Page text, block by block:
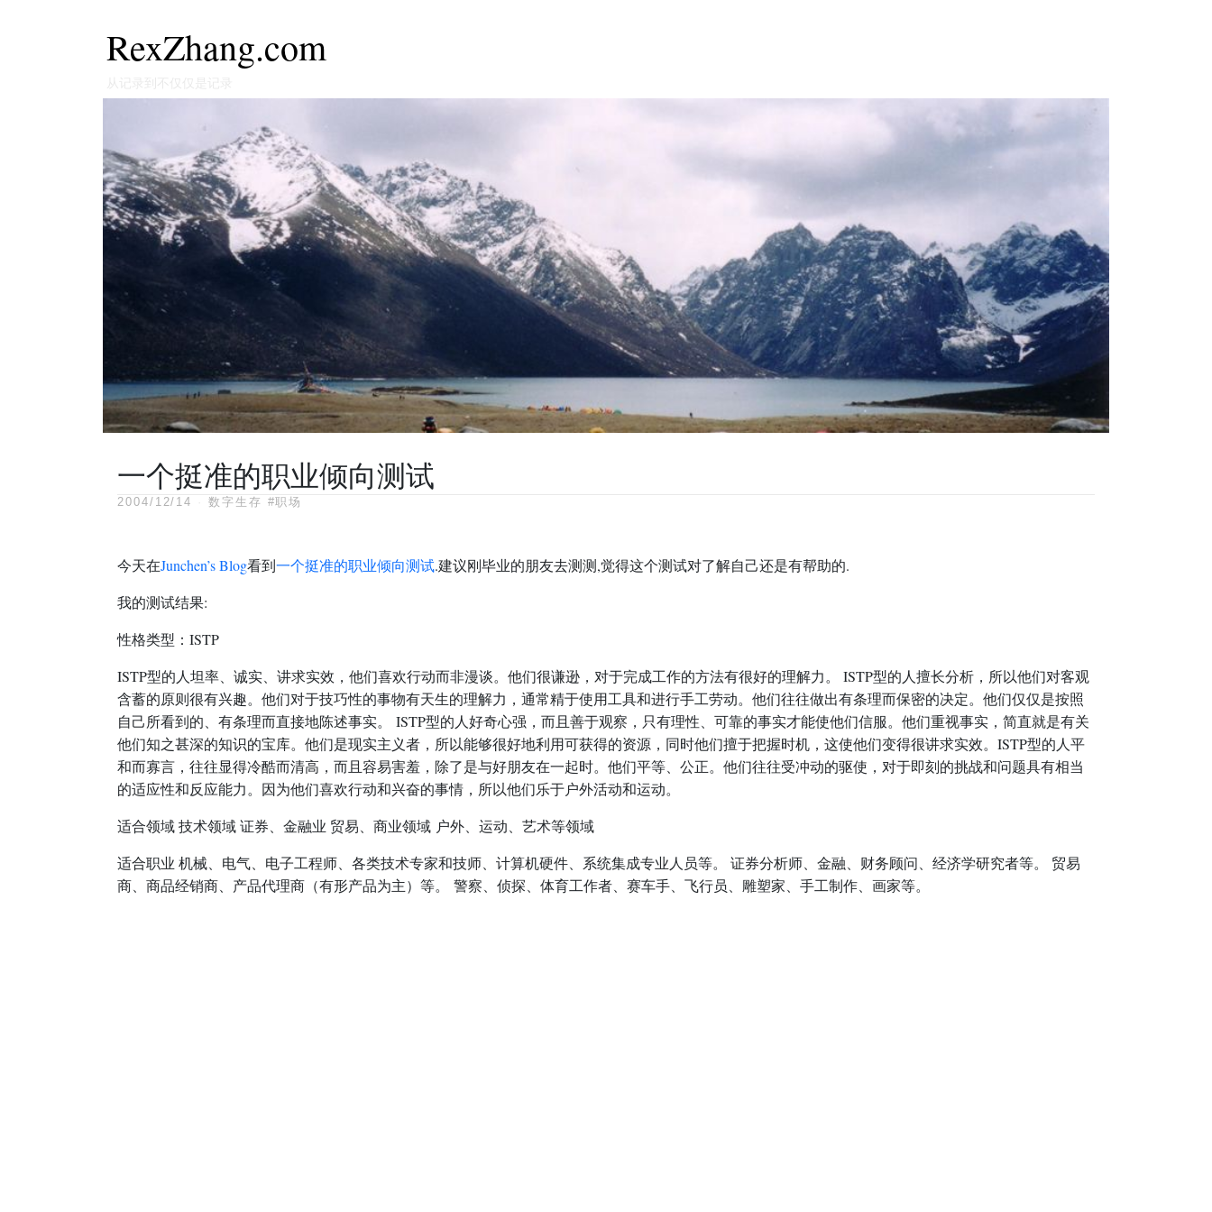
RexZhang.com
一个挺准的职业倾向测试
2004/12/14 数字生存 #职场
今天在Junchen’s Blog看到一个挺准的职业倾向测试.建议刚毕业的朋友去测测,觉得这个测试对了解自己还是有帮助的.
我的测试结果:
性格类型： ISTP
ISTP型的人坦率、诚实、讲求实效，他们喜欢行动而非漫谈。他们很谦逊，对于完成工作的方法有很好的理解力。 ISTP型的人擅长分析，所以他们对客观
含蓄的原则很有兴趣。他们对于技巧性的事物有天生的理解力，通常精于使用工具和进行手工劳动。他们往往做出有条理而保密的决定。他们仅仅是按照
自己所看到的、有条理而直接地陈述事实。 ISTP型的人好奇心强，而且善于观察，只有理性、可靠的事实才能使他们信服。他们重视事实，简直就是有关
他们知之甚深的知识的宝库。他们是现实主义者，所以能够很好地利用可获得的资源，同时他们擅于把握时机，这使他们变得很讲求实效。ISTP型的人平
和而寡言，往往显得冷酷而清高，而且容易害羞，除了是与好朋友在一起时。他们平等、公正。他们往往受冲动的驱使，对于即刻的挑战和问题具有相当
的适应性和反应能力。因为他们喜欢行动和兴奋的事情，所以他们乐于户外活动和运动。
适合领域 技术领域 证券、金融业 贸易、商业领域 户外、运动、艺术等领域
适合职业 机械、电气、电子工程师、各类技术专家和技师、计算机硬件、系统集成专业人员等。 证券分析师、金融、财务顾问、经济学研究者等。 贸易
商、商品经销商、产品代理商（有形产品为主）等。 警察、侦探、体育工作者、赛车手、飞行员、雕塑家、手工制作、画家等。